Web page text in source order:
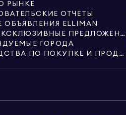
РЫНКЕ
ОТЧЕТЫ
ELLIMAN
НОВЫЕ ЭКСКЛЮЗИВНЫЕ ПРЕДЛОЖЕНИЯ ОТ ELLIMAN
ГОРОДА
РУКОВОДСТВА ПО ПОКУПКЕ И ПРОДАЖЕ